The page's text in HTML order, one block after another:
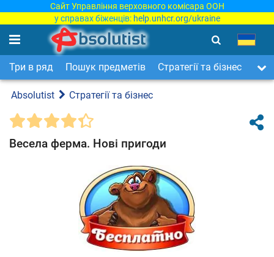
Сайт Управління верховного комісара ООН
у справах біженців: help.unhcr.org/ukraine
Три в ряд Пошук предметів Стратегії та бізнес
Absolutist Стратегії та бізнес
Весела ферма. Нові пригоди